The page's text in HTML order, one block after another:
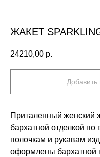
ЖАКЕТ
24210,00 р.
Добавить
Приталенный женский
бархатной отделкой по
полочкам и рукавам
оформлены бархатной